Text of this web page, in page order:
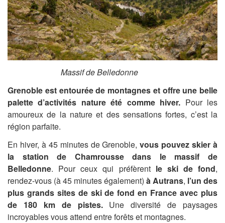
Massif de Belledonne
Grenoble est entourée de montagnes et offre une belle
palette d’activités nature été comme hiver. Pour les
amoureux de la nature et des sensations fortes, c’est la
région parfaite.
En hiver, à 45 minutes de Grenoble,vous pouvez skier à
la station de Chamrousse dans le massif de
Belledonne. Pour ceux qui préfèrent le ski de fond,
rendez-vous (à 45 minutes également) à Autrans, l’un des
plus grands sites de ski de fond en France avec plus
de 180 km de pistes.Une diversité de paysages
incroyables vous attend entre forêts et montagnes.